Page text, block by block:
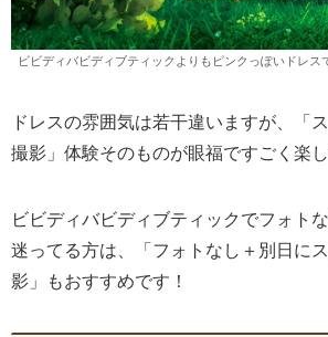
ビビディバビディブティックよりもピンクっぽいドレス
ドレスの雰囲気は若干違いますが、「
撮影」体験そのものが眼福ですごく楽し
ビビディバビディブティックでフォト
迷ってる方は、「フォトなし＋別日に
影」もおすすめです！